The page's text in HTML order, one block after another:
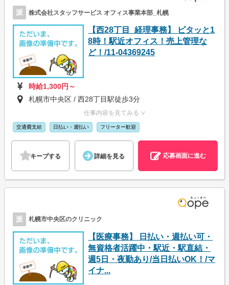
派 株式会社スタッフサービス オフィス事業本部_札幌
【西28丁目_経理事務】 ピタッと1
8時！駅近オフィス！売上管理な
ど！/11-04369245
時給1,300円～
札幌市中央区 / 西28丁目駅徒歩3分
仕事内容を見てみる ∨
交通費支給 日払い・週払い フリーター歓迎
キープする 詳細を見る 応募画面に進む
派 札幌市中央区のクリニック
【医療事務】 日払い・週払い可・
無資格者活躍中・駅近・駅直結・
週5日・夜勤あり/当日払いOK！/マ
イナ...